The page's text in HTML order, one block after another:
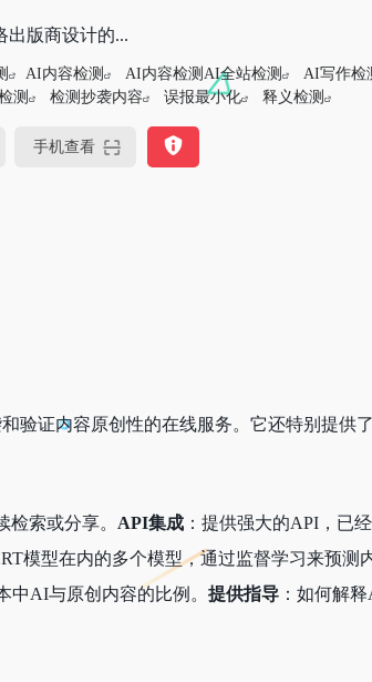
出版商设计的...
AI内容检测 AI内容检测AI全站检测 AI写作检
测 检测抄袭内容 误报最小化 释义检测
手机查看
验证内容原创性的在线服务。它还特别提供
检索或分享。 API集成 ：提供强大的API，已
模型在内的多个模型，通过监督学习来预测
AI与原创内容的比例。 提供指导 ：如何解